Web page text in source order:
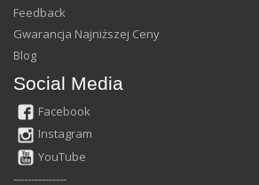
Feedback
Gwarancja Najniższej Ceny
Blog
Social Media
Facebook
Instagram
YouTube
---------------